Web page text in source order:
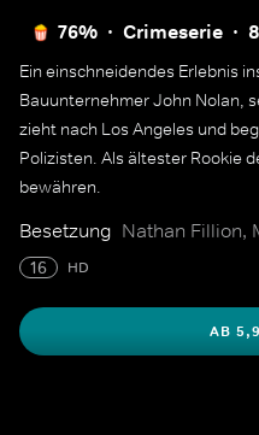
76% Crimeserie
Ein einschneidendes Erlebnis
Bauunternehmer John Nolan,
zieht nach Los Angeles und
Polizisten. Als ältester Rookie
bewähren.
Besetzung Nathan Fillion,
16 HD
AB